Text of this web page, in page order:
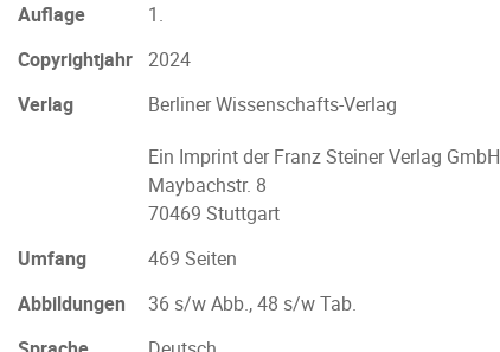
Auflage
1.
Copyrightjahr 2024
Verlag
Berliner Wissenschafts-Verlag
Ein Imprint der Franz Steiner Verlag GmbH
Maybachstr. 8
70469 Stuttgart
Umfang
469 Seiten
Abbildungen
36 s/w Abb., 48 s/w Tab.